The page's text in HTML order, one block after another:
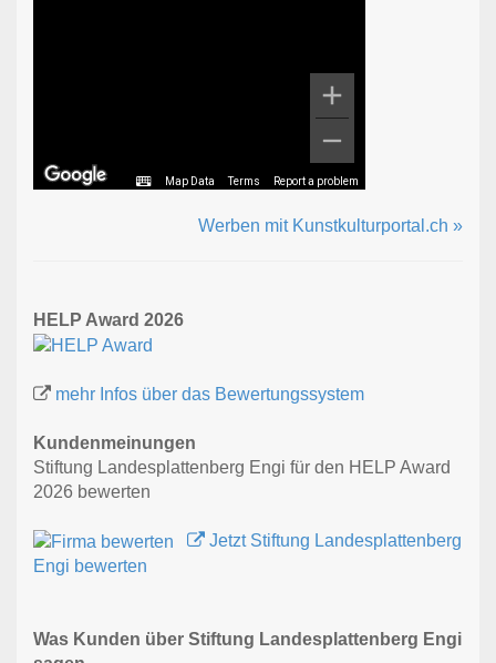
Map Data Terms Report a problem
Werben mit Kunstkulturportal.ch »
HELP Award 2026
mehr Infos über das Bewertungssystem
Kundenmeinungen
Stiftung Landesplattenberg Engi für den HELP Award
2026 bewerten
Jetzt Stiftung Landesplattenberg
Engi bewerten
Was Kunden über Stiftung Landesplattenberg Engi